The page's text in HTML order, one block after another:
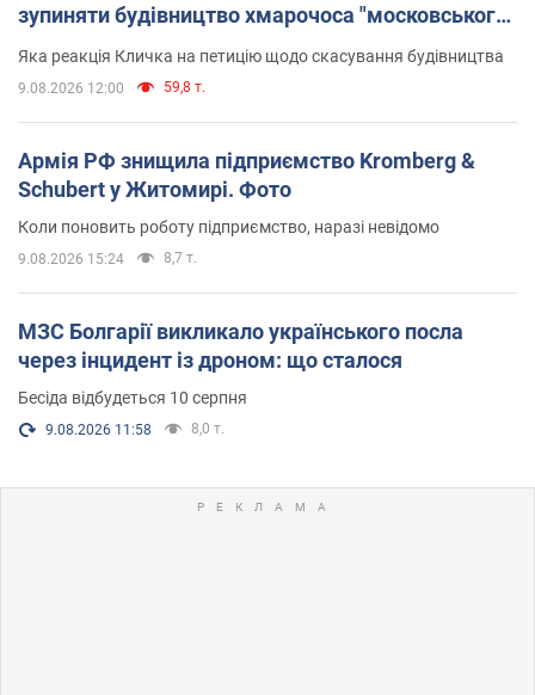
зупиняти будівництво хмарочоса "московського
вірянина"
Яка реакція Кличка на петицію щодо скасування будівництва
9.08.2026 12:00 59,8 т.
Армія РФ знищила підприємство Kromberg &
Schubert у Житомирі. Фото
Коли поновить роботу підприємство, наразі невідомо
9.08.2026 15:24 8,7 т.
МЗС Болгарії викликало українського посла
через інцидент із дроном: що сталося
Бесіда відбудеться 10 серпня
9.08.2026 11:58 8,0 т.